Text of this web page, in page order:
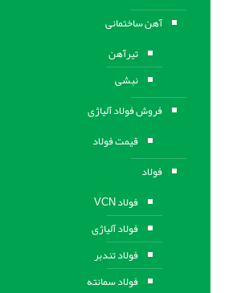
آهن ساختمانی
تیرآهن
نبشی
فروش فولاد آلیاژی
قیمت فولاد
فولاد
فولاد VCN
فولاد آلیاژی
فولاد تندبر
فولاد سمانته